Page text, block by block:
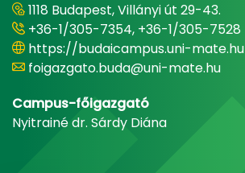
1118 Budapest, Villányi út 29-43.
+36-1/305-7354, +36-1/305-7528
https://budaicampus.uni-mate.hu
foigazgato.buda@uni-mate.hu
Campus-főigazgató
Nyitrainé dr. Sárdy Diána